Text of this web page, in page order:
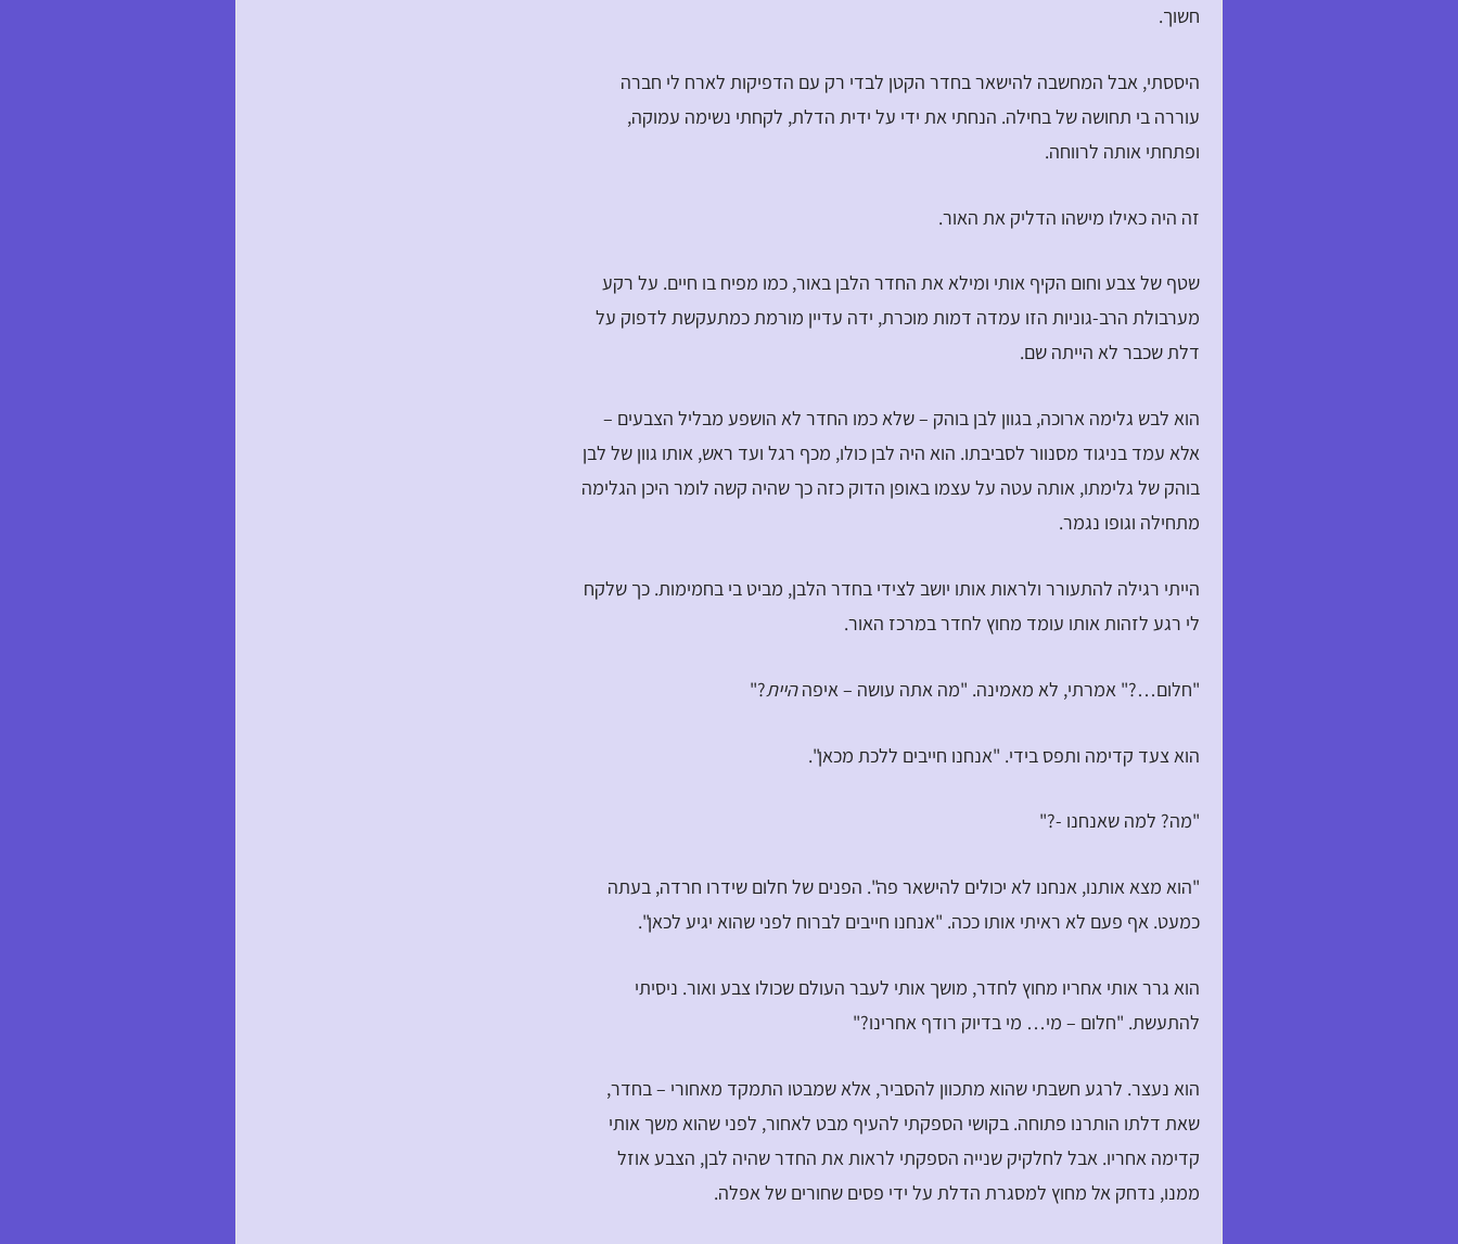
חשוך.
היססתי, אבל המחשבה להישאר בחדר הקטן לבדי רק עם הדפיקות לארח לי חברה
עוררה בי תחושה של בחילה. הנחתי את ידי על ידית הדלת, לקחתי נשימה עמוקה,
ופתחתי אותה לרווחה.
זה היה כאילו מישהו הדליק את האור.
שטף של צבע וחום הקיף אותי ומילא את החדר הלבן באור, כמו מפיח בו חיים. על רקע
מערבולת הרב-גוניות הזו עמדה דמות מוכרת, ידה עדיין מורמת כמתעקשת לדפוק על
דלת שכבר לא הייתה שם.
הוא לבש גלימה ארוכה, בגוון לבן בוהק – שלא כמו החדר לא הושפע מבליל הצבעים –
אלא עמד בניגוד מסנוור לסביבתו. הוא היה לבן כולו, מכף רגל ועד ראש, אותו גוון של לבן
בוהק של גלימתו, אותה עטה על עצמו באופן הדוק כזה כך שהיה קשה לומר היכן הגלימה
מתחילה וגופו נגמר.
הייתי רגילה להתעורר ולראות אותו יושב לצידי בחדר הלבן, מביט בי בחמימות. כך שלקח
לי רגע לזהות אותו עומד מחוץ לחדר במרכז האור.
"חלום…?" אמרתי, לא מאמינה. "מה אתה עושה – איפההיית?"
הוא צעד קדימה ותפס בידי. "אנחנו חייבים ללכת מכאן".
"מה? למה שאנחנו -?"
"הוא מצא אותנו, אנחנו לא יכולים להישאר פה". הפנים של חלום שידרו חרדה, בעתה
כמעט. אף פעם לא ראיתי אותו ככה. "אנחנו חייבים לברוח לפני שהוא יגיע לכאן".
הוא גרר אותי אחריו מחוץ לחדר, מושך אותי לעבר העולם שכולו צבע ואור. ניסיתי
להתעשת. "חלום – מי… מי בדיוק רודף אחרינו?"
הוא נעצר. לרגע חשבתי שהוא מתכוון להסביר, אלא שמבטו התמקד מאחורי – בחדר,
שאת דלתו הותרנו פתוחה. בקושי הספקתי להעיף מבט לאחור, לפני שהוא משך אותי
קדימה אחריו. אבל לחלקיק שנייה הספקתי לראות את החדר שהיה לבן, הצבע אוזל
ממנו, נדחק אל מחוץ למסגרת הדלת על ידי פסים שחורים של אפלה.